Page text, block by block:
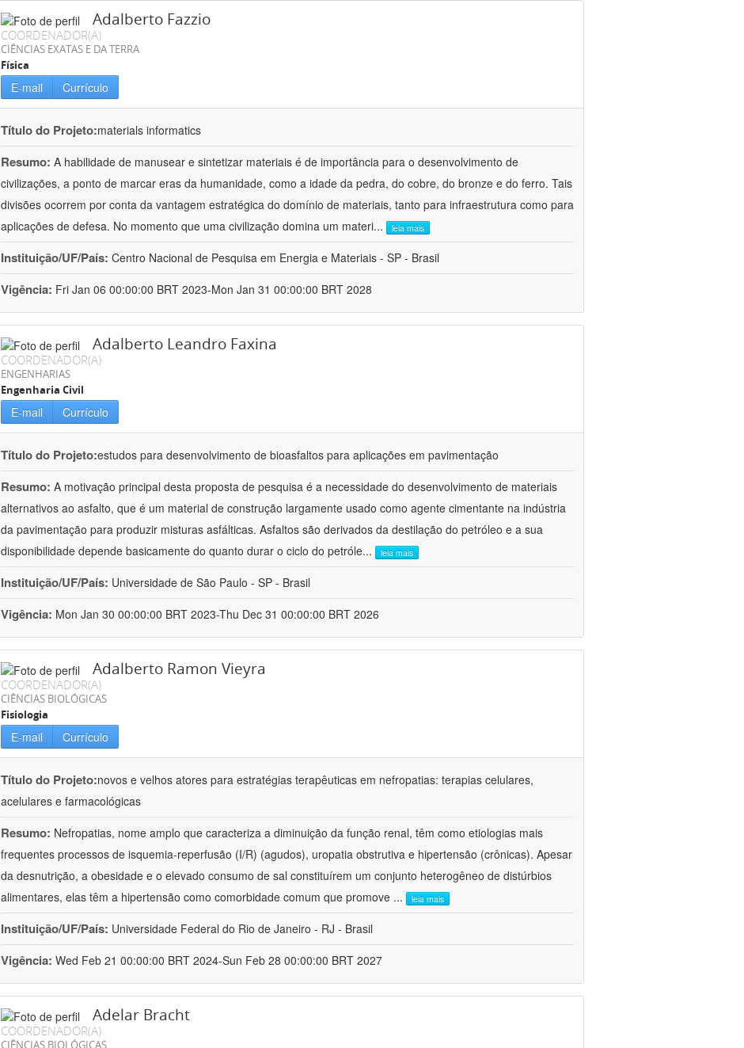
Adalberto Fazzio
COORDENADOR(A)
CIÊNCIAS EXATAS E DA TERRA
Física
E-mail Currículo
Título do Projeto:materials informatics
Resumo: A habilidade de manusear e sintetizar materiais é de importância para o desenvolvimento de
civilizações, a ponto de marcar eras da humanidade, como a idade da pedra, do cobre, do bronze e do ferro. Tais
divisões ocorrem por conta da vantagem estratégica do domínio de materiais, tanto para infraestrutura como para
aplicações de defesa. No momento que uma civilização domina um materi... leia mais
Instituição/UF/País: Centro Nacional de Pesquisa em Energia e Materiais - SP - Brasil
Vigência: Fri Jan 06 00:00:00 BRT 2023-Mon Jan 31 00:00:00 BRT 2028
Adalberto Leandro Faxina
COORDENADOR(A)
ENGENHARIAS
Engenharia Civil
E-mail Currículo
Título do Projeto:estudos para desenvolvimento de bioasfaltos para aplicações em pavimentação
Resumo: A motivação principal desta proposta de pesquisa é a necessidade do desenvolvimento de materiais
alternativos ao asfalto, que é um material de construção largamente usado como agente cimentante na indústria
da pavimentação para produzir misturas asfálticas. Asfaltos são derivados da destilação do petróleo e a sua
disponibilidade depende basicamente do quanto durar o ciclo do petróle... leia mais
Instituição/UF/País: Universidade de São Paulo - SP - Brasil
Vigência: Mon Jan 30 00:00:00 BRT 2023-Thu Dec 31 00:00:00 BRT 2026
Adalberto Ramon Vieyra
COORDENADOR(A)
CIÊNCIAS BIOLÓGICAS
Fisiologia
E-mail Currículo
Título do Projeto:novos e velhos atores para estratégias terapêuticas em nefropatias: terapias celulares,
acelulares e farmacológicas
Resumo: Nefropatias, nome amplo que caracteriza a diminuição da função renal, têm como etiologias mais
frequentes processos de isquemia-reperfusão (I/R) (agudos), uropatia obstrutiva e hipertensão (crônicas). Apesar
da desnutrição, a obesidade e o elevado consumo de sal constituírem um conjunto heterogêneo de distúrbios
alimentares, elas têm a hipertensão como comorbidade comum que promove ... leia mais
Instituição/UF/País: Universidade Federal do Rio de Janeiro - RJ - Brasil
Vigência: Wed Feb 21 00:00:00 BRT 2024-Sun Feb 28 00:00:00 BRT 2027
Adelar Bracht
COORDENADOR(A)
CIÊNCIAS BIOLÓGICAS